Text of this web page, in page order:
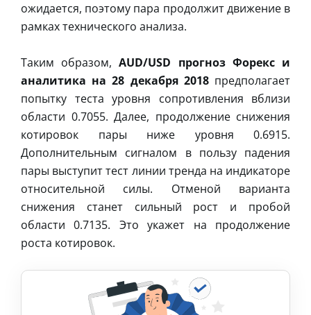
ожидается, поэтому пара продолжит движение в
рамках технического анализа.
Таким образом,AUD/USD прогноз Форекс и
аналитика на 28 декабря 2018предполагает
попытку теста уровня сопротивления вблизи
области 0.7055. Далее, продолжение снижения
котировок пары ниже уровня 0.6915.
Дополнительным сигналом в пользу падения
пары выступит тест линии тренда на индикаторе
относительной силы. Отменой варианта
снижения станет сильный рост и пробой
области 0.7135. Это укажет на продолжение
роста котировок.